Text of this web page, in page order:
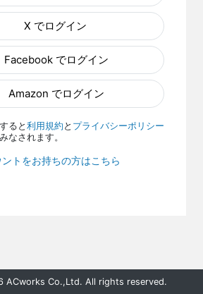
X でログイン
Facebook でログイン
Amazon でログイン
ると利用規約 と プライバシーポリシー
なされます。
トをお持ちの方はこちら
Co.,Ltd. All rights reserved.